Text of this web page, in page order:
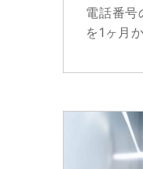
電話番号
を1ヶ月